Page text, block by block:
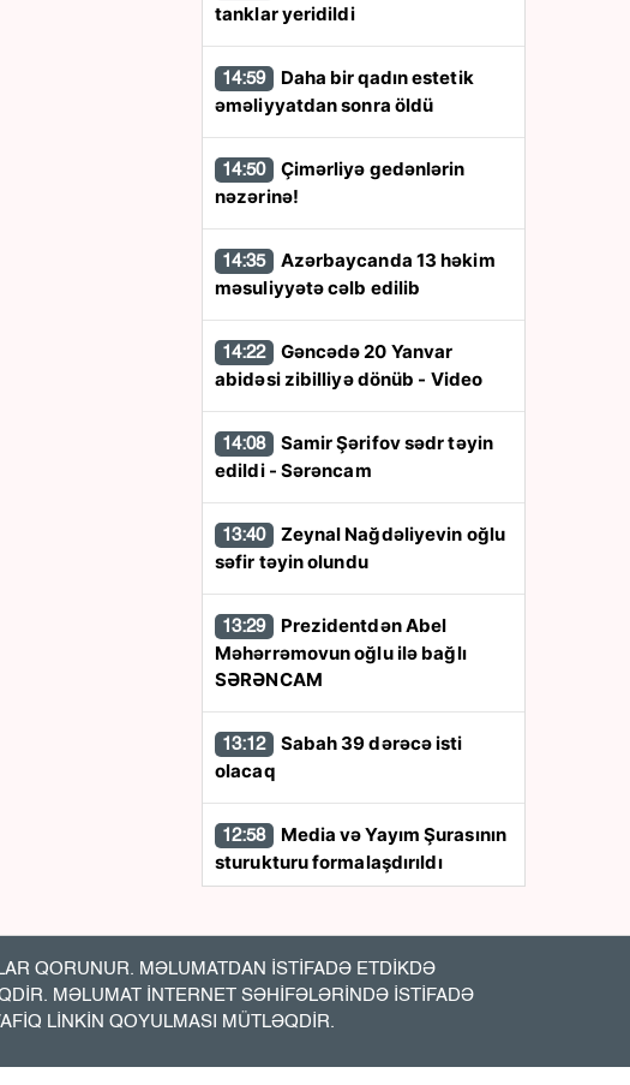
tanklar yeridildi
14:59
əməliyyatdan sonra öldü
14:50
nəzərinə!
14:35
məsuliyyətə cəlb edilib
14:22
abidəsi zibilliyə dönüb - Video
14:08
edildi - Sərəncam
13:40
səfir təyin olundu
13:29
Məhərrəmovun oğlu ilə bağlı
SƏRƏNCAM
13:12
olacaq
12:58
sturukturu formalaşdırıldı
azərbaycanlıların olduğu gəmiyə
PUA hücumu - Anbaan- Video
meyiti tapıldı
QORUNUR. MƏLUMATDAN İSTİFADƏ ETDİKDƏ
MƏLUMAT İNTERNET SƏHİFƏLƏRİNDƏ İSTİFADƏ
LİNKİN QOYULMASI MÜTLƏQDİR.